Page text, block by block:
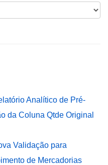
Analítico de Pré-
da Coluna Qtde Original
Validação para
de Mercadorias